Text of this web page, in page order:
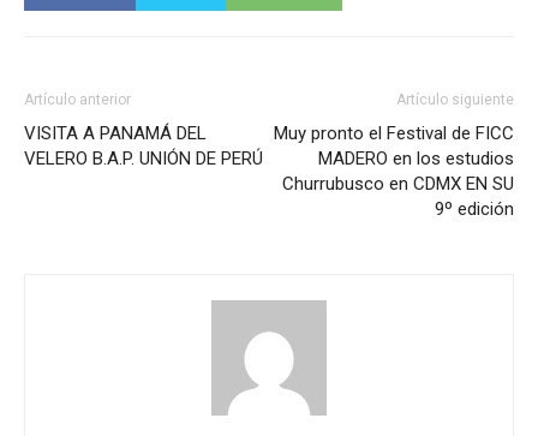
Artículo anterior
VISITA A PANAMÁ DEL
VELERO B.A.P. UNIÓN DE PERÚ
Artículo siguiente
Muy pronto el Festival de FICC
MADERO en los estudios
Churrubusco en CDMX EN SU
9º edición